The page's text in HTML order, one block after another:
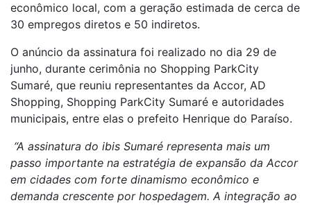
econômico local, com a geração estimada de cerca de
30 empregos diretos e 50 indiretos.
O anúncio da assinatura foi realizado no dia 29 de
junho, durante cerimônia no Shopping ParkCity
Sumaré, que reuniu representantes da Accor, AD
Shopping, Shopping ParkCity Sumaré e autoridades
municipais, entre elas o prefeito Henrique do Paraíso.
“A assinatura do ibis Sumaré representa mais um
passo importante na estratégia de expansão da Accor
em cidades com forte dinamismo econômico e
demanda crescente por hospedagem. A integração ao